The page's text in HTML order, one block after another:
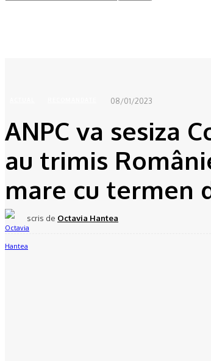
08/01/2023
ANPC va sesiza
au trimis
mare cu termen
scris de Octavia Hantea